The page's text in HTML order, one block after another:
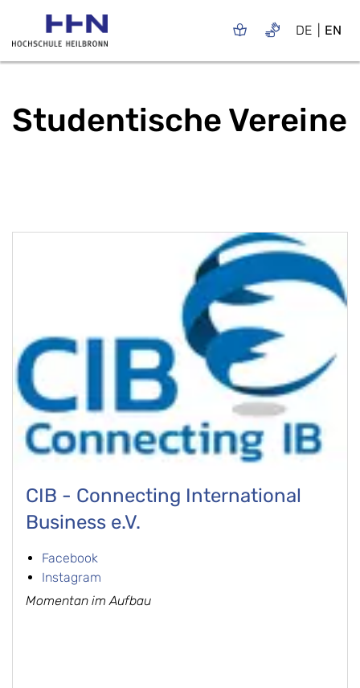
DE EN
Studentische Vereine
CIB - Connecting International
Business e.V.
Facebook
Instagram
Momentan im Aufbau